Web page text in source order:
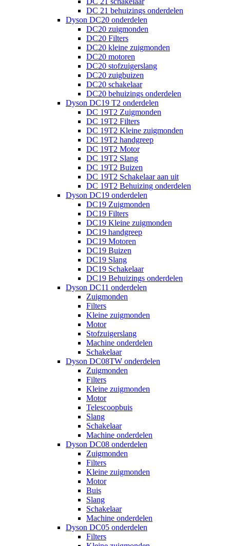
DC 21 behuizings onderdelen
Dyson DC20 onderdelen
DC20 zuigmonden
DC20 Filters
DC20 kleine zuigmonden
DC20 motoren
DC20 stofzuigerslang
DC20 zuigbuizen
DC20 schakelaar
DC20 behuizings onderdelen
Dyson DC19 T2 onderdelen
DC 19T2 Zuigmonden
DC 19T2 Filters
DC 19T2 Kleine zuigmonden
DC 19T2 handgreep
DC 19T2 Motor
DC 19T2 Slang
DC 19T2 Buizen
DC 19T2 Schakelaar aan uit
DC 19T2 Behuizing onderdelen
Dyson DC19 onderdelen
DC19 Zuigmonden
DC19 Filters
DC19 Kleine zuigmonden
DC19 handgreep
DC19 Motoren
DC19 Buizen
DC19 Slang
DC19 Schakelaar
DC19 Behuizings onderdelen
Dyson DC11 onderdelen
Zuigmonden
Filters
Kleine zuigmonden
Motor
Stofzuigerslang
Machine onderdelen
Schakelaar
Dyson DC08TW onderdelen
Zuigmonden
Filters
Kleine zuigmonden
Motor
Telescoopbuis
Slang
Schakelaar
Machine onderdelen
Dyson DC08 onderdelen
Zuigmonden
Filters
Kleine zuigmonden
Motor
Buis
Slang
Schakelaar
Machine onderdelen
Dyson DC05 onderdelen
Filters